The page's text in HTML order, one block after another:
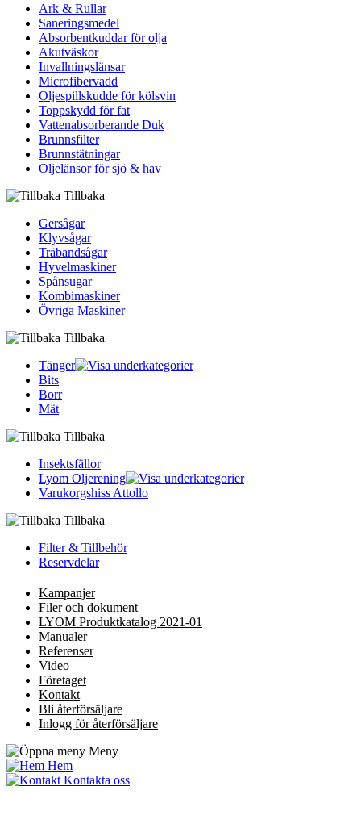
Ark & Rullar
Saneringsmedel
Absorbentkuddar för olja
Akutväskor
Invallningslänsar
Microfibervadd
Oljespillskudde för kölsvin
Toppskydd för fat
Vattenabsorberande Duk
Brunnsfilter
Brunnstätningar
Oljelänsor för sjö & hav
Tillbaka
Gersågar
Klyvsågar
Träbandsågar
Hyvelmaskiner
Spånsugar
Kombimaskiner
Övriga Maskiner
Tillbaka
Tänger
Bits
Borr
Mät
Tillbaka
Insektsfällor
Lyom Oljerening
Varukorgshiss Attollo
Tillbaka
Filter & Tillbehör
Reservdelar
Kampanjer
Filer och dokument
LYOM Produktkatalog 2021-01
Manualer
Referenser
Video
Företaget
Kontakt
Bli återförsäljare
Inlogg för återförsäljare
Meny
Hem
Kontakta oss